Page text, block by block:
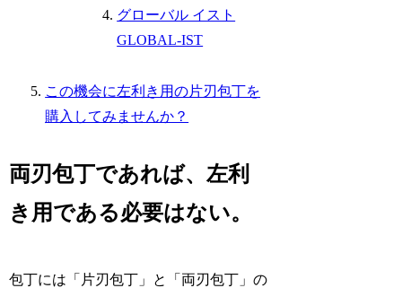
グローバル イスト
GLOBAL-IST
この機会に左利き用の片刃包丁を
購入してみませんか？
両刃包丁であれば、左利
き用である必要はない。
包丁には「片刃包丁」と「両刃包丁」の